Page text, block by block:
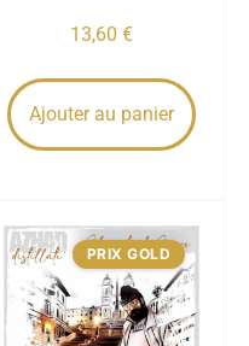
13,60 €
Ajouter au panier
PRIX GOLD